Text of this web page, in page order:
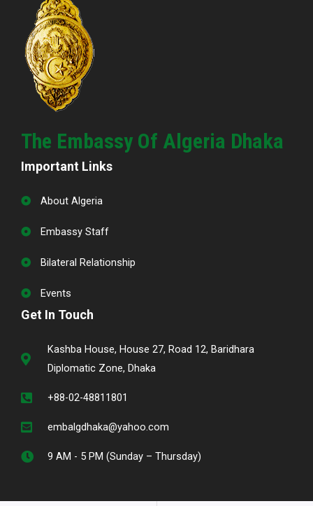
The Embassy Of Algeria Dhaka
Important Links
About Algeria
Embassy Staff
Bilateral Relationship
Events
Get In Touch
Kashba House, House 27, Road 12, Baridhara
Diplomatic Zone, Dhaka
+88-02-48811801
embalgdhaka@yahoo.com
9 AM - 5 PM (Sunday – Thursday)